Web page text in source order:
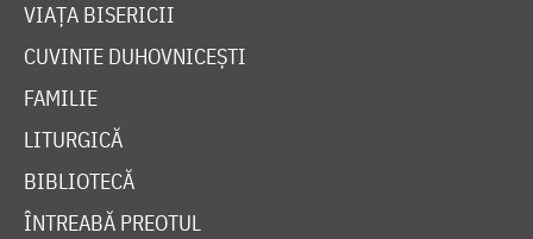
VIAȚA BISERICII
CUVINTE DUHOVNICEȘTI
FAMILIE
LITURGICĂ
BIBLIOTECĂ
ÎNTREABĂ PREOTUL